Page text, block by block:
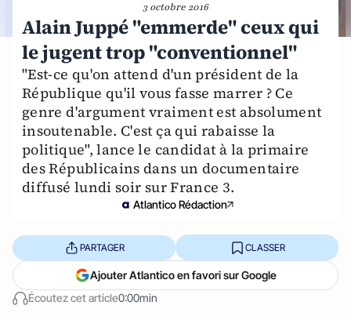
3 octobre 2016
Alain Juppé "emmerde" ceux qui
le jugent trop "conventionnel"
"Est-ce qu'on attend d'un président de la
République qu'il vous fasse marrer ? Ce
genre d'argument vraiment est absolument
insoutenable. C'est ça qui rabaisse la
politique", lance le candidat à la primaire
des Républicains dans un documentaire
diffusé lundi soir sur France 3.
Atlantico Rédaction
Écoutez cet article0:00min
PARTAGER CLASSER
Ajouter Atlantico en favori sur Google